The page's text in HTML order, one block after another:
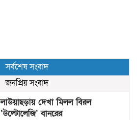
সর্বশেষ সংবাদ
জনপ্রিয় সংবাদ
লাউয়াছড়ায় দেখা মিলল বিরল
‘উল্টোলেজি’ বানরের